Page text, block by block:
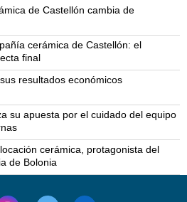
de Castellón cambia de
cerámica de Castellón: el
final
resultados económicos
su apuesta por el cuidado del equipo
cerámica, protagonista del
de Bolonia